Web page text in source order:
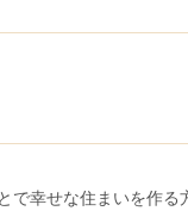
で幸せな住まいを作る